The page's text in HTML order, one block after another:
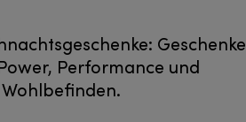
Geschenke
Performance und
Wohlbefinden.